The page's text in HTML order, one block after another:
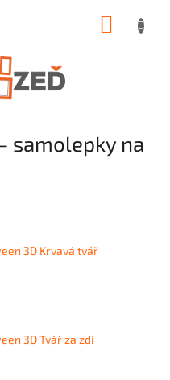
samolepky na
3D Krvavá tvář
3D Tvář za zdí